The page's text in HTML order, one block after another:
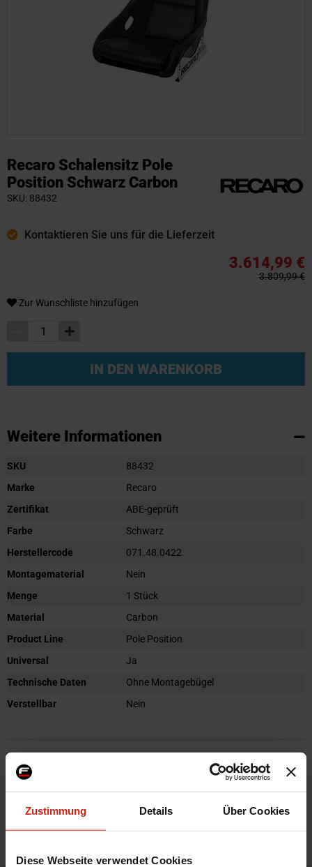
Zustimmung Details Über Cookies
Diese Webseite verwendet Cookies
Recaro Schalensitz Pole
Position Schwarz Carbon
SKU 88432
Kontaktieren Sie uns für die Lieferzeit
3.809,99 €
3.614,99 €
Zur Wunschliste hinzufügen
IN DEN WARENKORB
Anfang
der
Bildgalerie
Weitere Informationen
Weitere
SKU
88432
Marke
Recaro
Zertifikat
ABE-geprüft
Farbe
Schwarz
Herstellercode
071.48.0422
Montagematerial
Nein
Menge
1 Stück
Material
Carbon
Product Line
Pole Position
Universal
Ja
Technische Daten
Ohne Montagebügel
Verstellbar
Nein
Details
Bewertungen
STELLE EINE FRAGE